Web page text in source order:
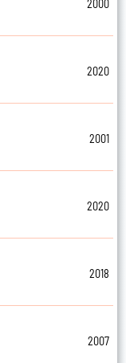
2000
2020
2001
2020
2018
2007